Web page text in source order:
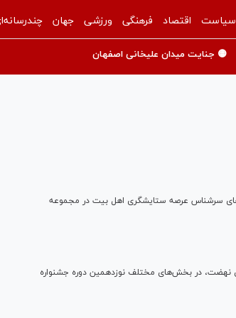
سیاست اقتصاد فرهنگی ورزشی جهان
🟡 جنایت میدان علیخانی اصفهان
سرشناس عرصه ستایشگری اهل بیت در مجموعه
نهضت، در بخش‌های مختلف نوزدهمین دوره جشنواره